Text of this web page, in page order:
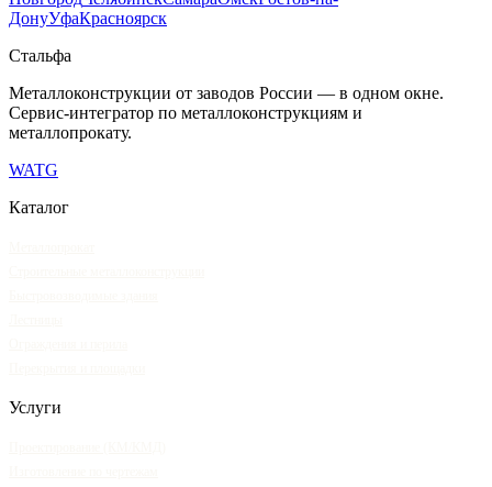
ДонуУфаКрасноярск
Стальфа
Металлоконструкции от заводов России — в одном окне.
Сервис-интегратор по металлоконструкциям и
металлопрокату.
WATG
Каталог
Услуги